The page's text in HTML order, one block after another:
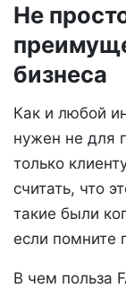
Не
бизнеса
Как и любой
нужен не для
только
считать, что
такие были
если помните
В чем польза